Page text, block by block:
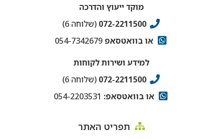
מוקד ייעוץ והדרכה
072-2211500 (שלוחה 6)
או בוואטסאפ 054-7342679
למידע ושירות לקוחות
072-2211500 (שלוחה 6)
או בוואטסאפ:
תפריט האתר